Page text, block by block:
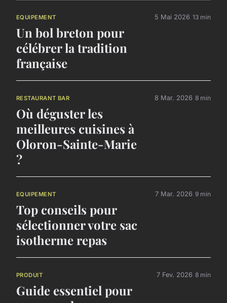
EQUIPEMENT
Un bol breton pour
célébrer la tradition
française
5 Mai 2026 13 min
RESTAURANT BAR
Où déguster les
meilleures cuisines à
Oloron-Sainte-Marie
?
8 Mar. 2026 8 min
EQUIPEMENT
Top conseils pour
sélectionner votre sac
isotherme repas
7 Mar. 2026 9 min
PRODUIT
Guide essentiel pour
7 Fev. 2026 8 min